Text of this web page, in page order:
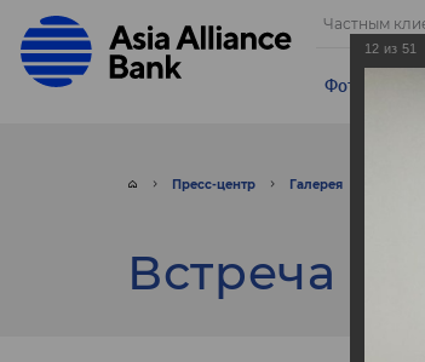
Частным
Фотогалерея
Пресс-центр Галерея
Встреча с
12 из 51